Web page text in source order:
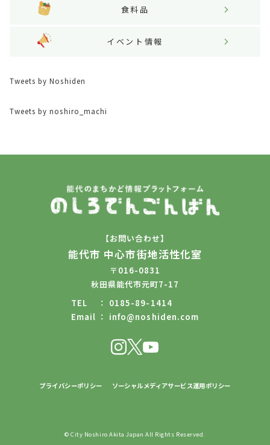
食料品
イベント情報
Tweets by Noshiden
Tweets by noshiro_machi
【お問い合わせ】
能代市 中心市街地活性化室
〒016-0831
秋田県能代市元町7-17
TEL
0185-89-1414
Email
info@noshiden.com
プライバシーポリシー ソーシャルメディアサービス運用ポリシー
© City Noshiro Akita Japan All Rights Reserved.